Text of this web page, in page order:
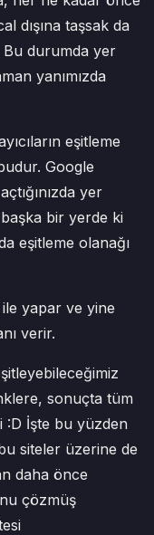
dışına taşsak da
Bu durumda yer
yanımızda
eşitleme
Google
yer
bir yerde ki
eşitleme olanağı
yapar ve yine
verir.
sonuçta tüm
:D İşte bu yüzden
siteler üzerine de
daha önce
çözmüş